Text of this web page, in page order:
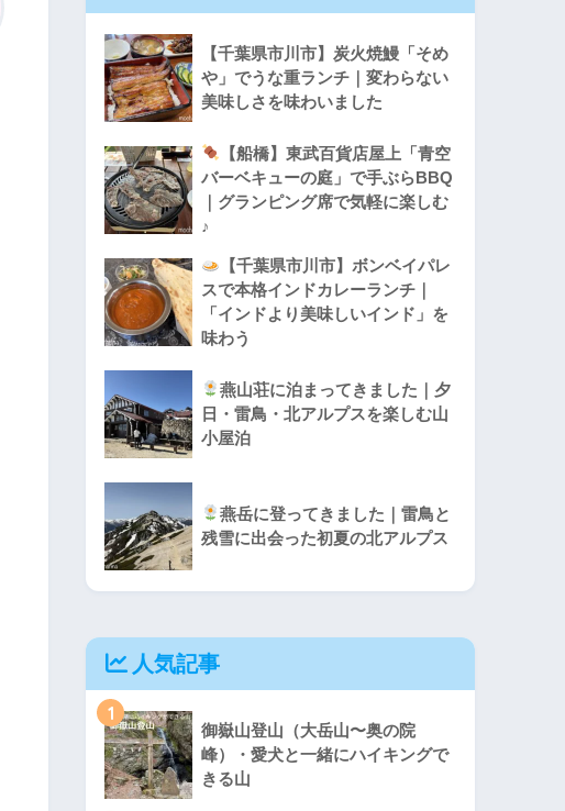
【千葉県市川市】炭火焼鰻「そめ
や」でうな重ランチ｜変わらない
美味しさを味わいました
【船橋】東武百貨店屋上「青空
バーベキューの庭」で手ぶらBBQ
｜グランピング席で気軽に楽しむ
♪
【千葉県市川市】ボンベイパレ
スで本格インドカレーランチ｜
「インドより美味しいインド」を
味わう
燕山荘に泊まってきました｜夕
日・雷鳥・北アルプスを楽しむ山
小屋泊
燕岳に登ってきました｜雷鳥と
残雪に出会った初夏の北アルプス
人気記事
1
御嶽山登山（大岳山〜奥の院
峰）・愛犬と一緒にハイキングで
きる山